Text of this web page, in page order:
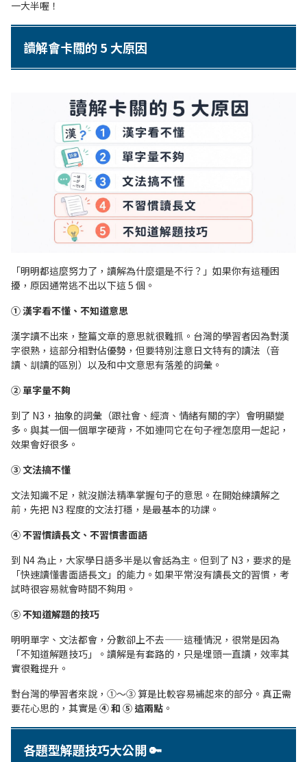
一大半喔！
讀解會卡關的 5 大原因
「明明都這麼努力了，讀解為什麼還是不行？」如果你有這種困
擾，原因通常逃不出以下這 5 個。
① 漢字看不懂、不知道意思
漢字讀不出來，整篇文章的意思就很難抓。台灣的學習者因為對漢
字很熟，這部分相對佔優勢，但要特別注意日文特有的讀法（音
讀、訓讀的區別）以及和中文意思有落差的詞彙。
② 單字量不夠
到了 N3，抽象的詞彙（跟社會、經濟、情緒有關的字）會明顯變
多。與其一個一個單字硬背，不如連同它在句子裡怎麼用一起記，
效果會好很多。
③ 文法搞不懂
文法知識不足，就沒辦法精準掌握句子的意思。在開始練讀解之
前，先把 N3 程度的文法打穩，是最基本的功課。
④ 不習慣讀長文、不習慣書面語
到 N4 為止，大家學日語多半是以會話為主。但到了 N3，要求的是
「快速讀懂書面語長文」的能力。如果平常沒有讀長文的習慣，考
試時很容易就會時間不夠用。
⑤ 不知道解題的技巧
明明單字、文法都會，分數卻上不去——這種情況，很常是因為
「不知道解題技巧」。讀解是有套路的，只是埋頭一直讀，效率其
實很難提升。
對台灣的學習者來說，①〜③ 算是比較容易補起來的部分。真正需
要花心思的，其實是④ 和 ⑤ 這兩點 。
各題型解題技巧大公開 🔑